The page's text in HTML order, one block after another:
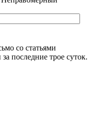
со статьями
последние трое суток.